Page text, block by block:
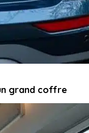
grand coffre